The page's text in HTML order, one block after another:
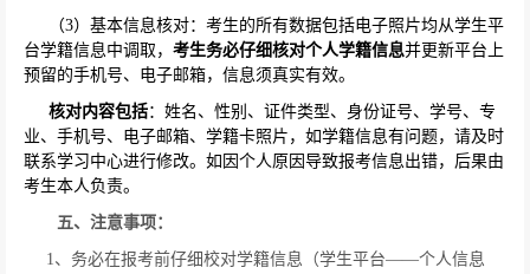
（3）基本信息核对：考生的所有数据包括电子照片均从学生平
台学籍信息中调取， 考生务必仔细核对个人学籍信息并更新平台上
预留的手机号、电子邮箱，信息须真实有效。
核对内容包括：姓名、性别、证件类型、身份证号、学号、专
业、手机号、电子邮箱、学籍卡照片，如学籍信息有问题，请及时
联系学习中心进行修改。如因个人原因导致报考信息出错，后果由
考生本人负责。
五、注意事项：
1、务必在报考前仔细校对学籍信息（学生平台——个人信息